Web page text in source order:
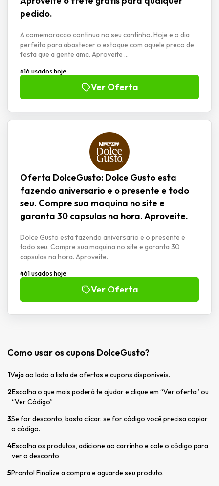
pedido.
A comemoracao continua no seu cantinho. Hoje e o dia
perfeito para abastecer o estoque com aquele preco de
festa que a gente ama. Aproveite ...
616 usados hoje
Ver Oferta
Oferta DolceGusto: Dolce Gusto esta
fazendo aniversario e o presente e todo
seu. Compre sua maquina no site e
garanta 30 capsulas na hora. Aproveite.
Dolce Gusto esta fazendo aniversario e o presente e
todo seu. Compre sua maquina no site e garanta 30
capsulas na hora. Aproveite.
461 usados hoje
Ver Oferta
Como usar os cupons DolceGusto?
1Veja ao lado a lista de ofertas e cupons disponíveis.
2Escolha o que mais poderá te ajudar e clique em “Ver oferta” ou
“Ver Código”
3Se for desconto, basta clicar. se for código você precisa copiar
o código.
4Escolha os produtos, adicione ao carrinho e cole o código para
ver o desconto
5Pronto! Finalize a compra e aguarde seu produto.